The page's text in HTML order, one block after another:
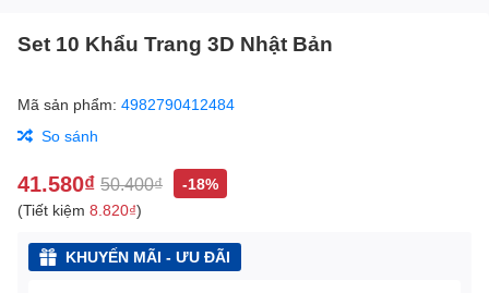
Set 10 Khẩu Trang 3D Nhật Bản
Mã sản phẩm: 4982790412484
So sánh
41.580₫ 50.400₫
-18%
(Tiết kiệm 8.820₫)
KHUYẾN MÃI - ƯU ĐÃI